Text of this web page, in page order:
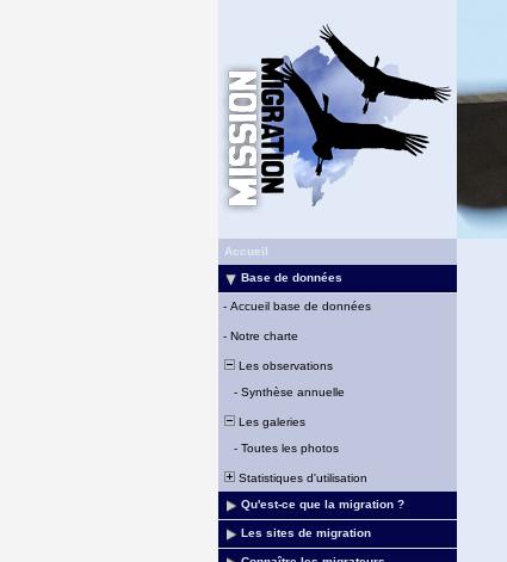
Accueil
Base de données
- Accueil base de données
- Notre charte
Les observations
- Synthèse annuelle
Les galeries
- Toutes les photos
Statistiques d'utilisation
Qu'est-ce que la migration ?
Les sites de migration